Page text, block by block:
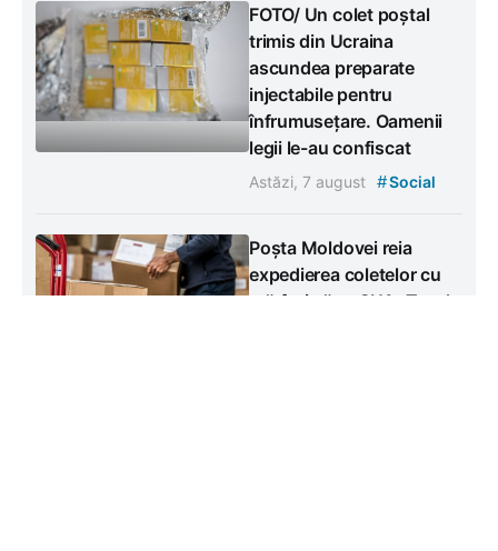
FOTO/ Un colet poștal
trimis din Ucraina
ascundea preparate
injectabile pentru
înfrumusețare. Oamenii
legii le-au confiscat
Astăzi, 7 august #Social
Poșta Moldovei reia
expedierea coletelor cu
mărfuri către SUA. Taxele